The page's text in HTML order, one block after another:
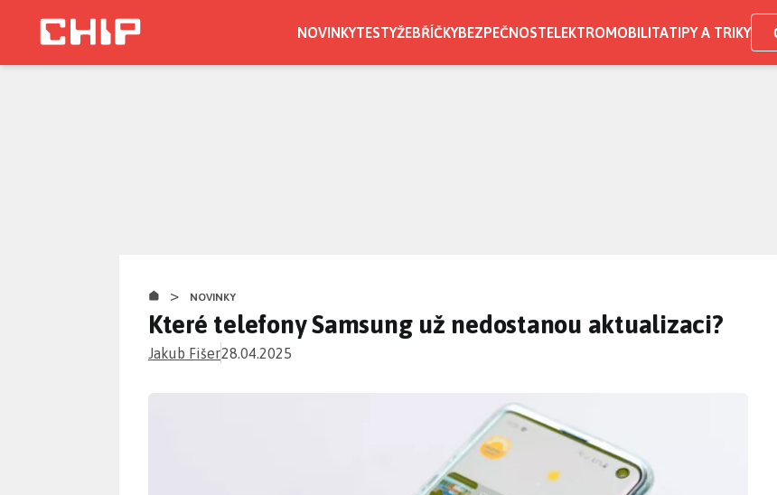
NOVINKYTESTYŽEBŘÍČKYBEZPEČNOSTELEKTROMOBILITATIPY A TRIKY
> NOVINKY
Které telefony Samsung už nedostanou aktualizaci?
Jakub Fišer28.04.2025